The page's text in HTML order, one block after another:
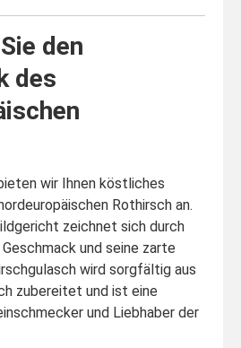
den
des
wir Ihnen köstliches
Rothirsch an.
zeichnet sich durch
und seine zarte
wird sorgfältig aus
zubereitet und ist eine
und Liebhaber der